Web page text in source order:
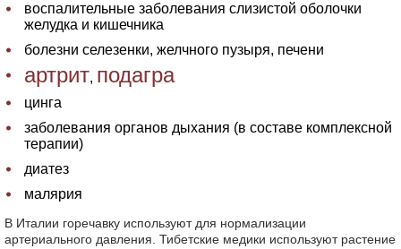
воспалительные заболевания слизистой оболочки
желудка и кишечника
болезни селезенки, желчного пузыря, печени
артрит, подагра
цинга
заболевания органов дыхания (в составе комплексной
терапии)
диатез
малярия
В Италии горечавку используют для нормализации
артериального давления. Тибетские медики используют растение